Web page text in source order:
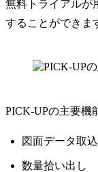
無料トライアルが
することができま
PICK-UPの主要機
図面データ取
数量拾い出し